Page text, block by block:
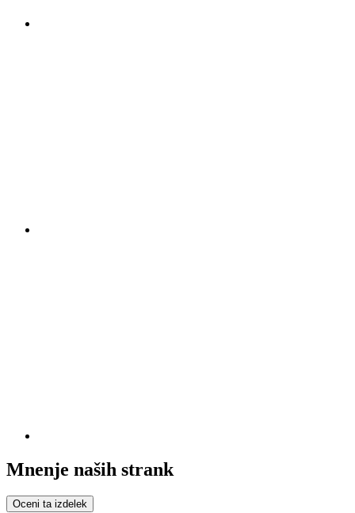
Mnenje naših strank
Oceni ta izdelek